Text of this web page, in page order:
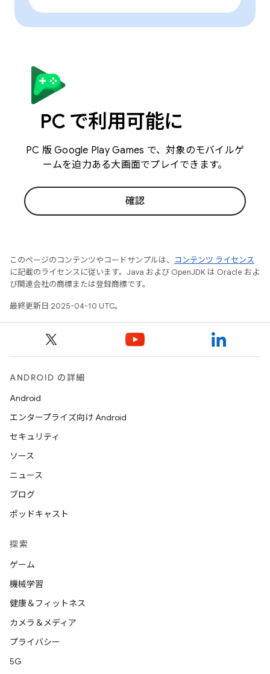
PC で利用可能に
PC 版 Google Play Games で、対象のモバイルゲ
ームを迫力ある大画面でプレイできます。
確認
このページのコンテンツやコードサンプルは、
コンテンツ ライセンス
に記載のライセンスに従います。Java および OpenJDK は Oracle およ
び関連会社の商標または登録商標です。
最終更新日 2025-04-10 UTC。
ANDROID の詳細
Android
エンタープライズ向け Android
セキュリティ
ソース
ニュース
ブログ
ポッドキャスト
探索
ゲーム
機械学習
健康＆フィットネス
カメラ＆メディア
プライバシー
5G